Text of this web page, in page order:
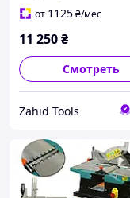
от 1125₴/мес
11 250₴
Смотреть
Zahid Tools